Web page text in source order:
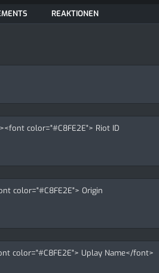
REAKTIONEN
color="#C8FE2E"> Riot ID
color="#C8FE2E"> Origin
color="#C8FE2E"> Uplay Name</font>